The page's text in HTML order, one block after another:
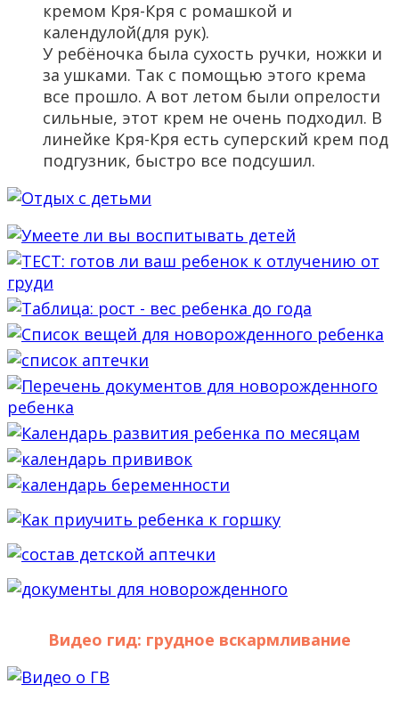
кремом Кря-Кря с ромашкой и
календулой(для рук).
У ребёночка была сухость ручки, ножки и
за ушками. Так с помощью этого крема
все прошло. А вот летом были опрелости
сильные, этот крем не очень подходил. В
линейке Кря-Кря есть суперский крем под
подгузник, быстро все подсушил.
Видео гид: грудное вскармливание